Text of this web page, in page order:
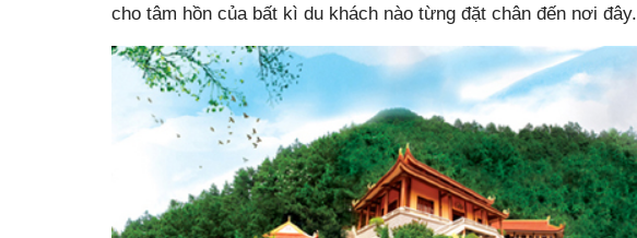
cho tâm hồn của bất kì du khách nào từng đặt chân đến nơi đây.